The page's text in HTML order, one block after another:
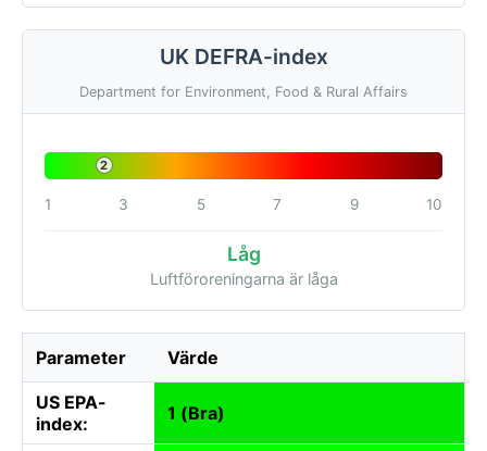
UK DEFRA-index
Department for Environment, Food & Rural Affairs
2
1 3 5 7 9 10
Låg
Luftföroreningarna är låga
Parameter Värde
US EPA-
index:
1 (Bra)